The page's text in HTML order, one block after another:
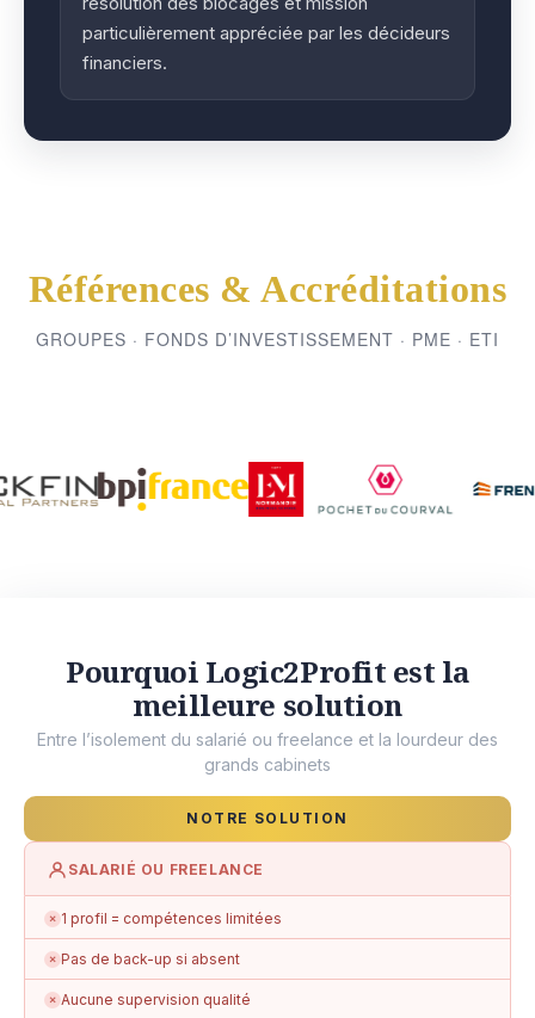
particulièrement appréciée par les décideurs
financiers.
Références & Accréditations
GROUPES · FONDS D’INVESTISSEMENT · PME · ETI
Pourquoi Logic2Profit est la
meilleure solution
Entre l’isolement du salarié ou freelance et la lourdeur des
grands cabinets
NOTRE SOLUTION
SALARIÉ OU FREELANCE
✗ 1 profil = compétences limitées
✗ Pas de back-up si absent
✗ Aucune supervision qualité